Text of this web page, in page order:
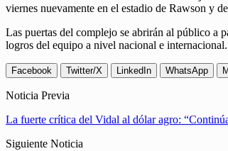
viernes nuevamente en el estadio de Rawson y
Las puertas del complejo se abrirán al público a
logros del equipo a nivel nacional e internacional.
Facebook Twitter/X LinkedIn WhatsApp
Noticia Previa
La fuerte crítica del Vidal al dólar agro:
Siguiente Noticia